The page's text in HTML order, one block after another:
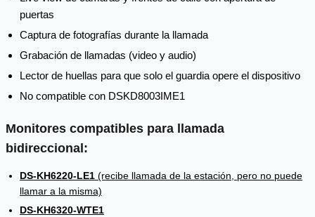
puertas
Captura de fotografías durante la llamada
Grabación de llamadas (video y audio)
Lector de huellas para que solo el guardia opere el dispositivo
No compatible con DSKD8003IME1
Monitores compatibles para llamada
bidireccional:
DS-KH6220-LE1 (recibe llamada de la estación, pero no puede
llamar a la misma)
DS-KH6320-WTE1